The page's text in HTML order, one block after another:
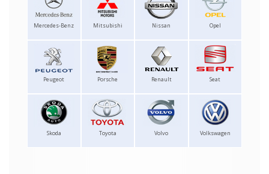
Mercedes-Benz Mitsubishi Nissan Opel
Peugeot Porsche Renault Seat
Skoda Toyota Volvo Volkswagen